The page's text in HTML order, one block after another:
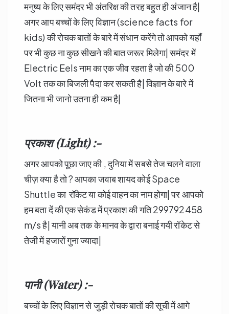
मनुष्य के लिए समंदर भी अंतरिक्ष की तरह बहुत ही अंजान है|
अगर आप बच्चों के लिए विज्ञान (science facts for
kids) की रोचक बातों के बारे में संधान करेंगे तो आपको यहाँ
पर भी कुछ ना कुछ सीखने की बात जरूर मिलेगा| समंदर में
Electric Eels नाम का एक जीव रहता है जो की 500
Volt तक का बिजली पैदा कर सकती है| विज्ञान के बारे में
जितना भी जानो उतना ही कम है|
प्रकाश (Light) :-
अगर आपको पूछा जाए की , दुनिया में सबसे तेज चलने वाला
चीज़ क्या है तो ? आपका जवाब शायद कोई Space
Shuttle का रॉकेट या कोई वाहन का नाम होगा| पर आपको
हम बता दें की एक सेकंड में प्रकाश की गति 299792458
m/s है| यानी अब तक के मानव के द्वारा बनाई गयी रॉकेट से
तेजी में हजारों गुना ज्यादा|
पानी (Water) :-
बच्चों के लिए विज्ञान से जुड़ी रोचक बातों की सूची में आगे